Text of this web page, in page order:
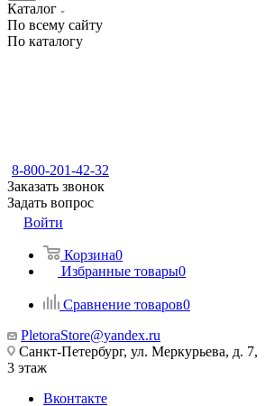
Каталог
По всему сайту
По каталогу
8-800-201-42-32
Заказать звонок
Задать вопрос
Войти
Корзина0
Избранные товары0
Сравнение товаров0
PletoraStore@yandex.ru
Санкт-Петербург, ул. Меркурьева, д. 7,
3 этаж
Вконтакте